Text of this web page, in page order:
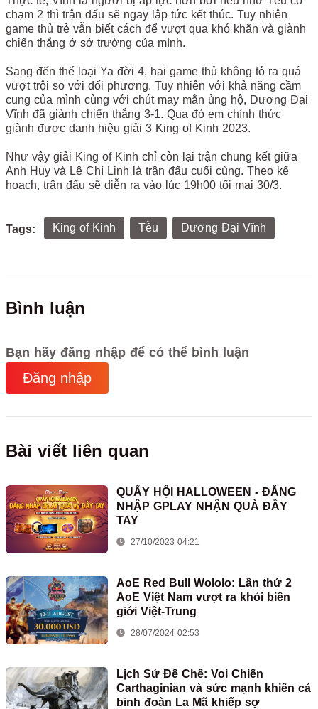
chạm 2 thì trận đấu sẽ ngay lập tức kết thúc. Tuy nhiên
game thủ trẻ vẫn biết cách để vượt qua khó khăn và giành
chiến thắng ở sở trường của mình.
Sang đến thể loại Ya đời 4, hai game thủ không tỏ ra quá
vượt trội so với đối phương. Tuy nhiên với khả năng cầm
cung của mình cùng với chút may mắn ủng hộ, Dương Đại
Vĩnh đã giành chiến thắng 3-1. Qua đó em chính thức
giành được danh hiệu giải 3 King of Kinh 2023.
Như vậy giải King of Kinh chỉ còn lại trận chung kết giữa
Anh Huy và Lê Chí Linh là trận đấu cuối cùng. Theo kế
hoạch, trận đấu sẽ diễn ra vào lúc 19h00 tối mai 30/3.
Tags: King of Kinh Tễu Dương Đại Vĩnh
Bình luận
Bạn hãy đăng nhập để có thể bình luận
Đăng nhập
Bài viết liên quan
QUẨY HỘI HALLOWEEN - ĐĂNG
NHẬP GPLAY NHẬN QUÀ ĐẦY
TAY
27/10/2023 04:21
AoE Red Bull Wololo: Lần thứ 2
AoE Việt Nam vượt ra khỏi biên
giới Việt-Trung
28/07/2024 02:53
Lịch Sử Đế Chế: Voi Chiến
Carthaginian và sức mạnh khiến cả
binh đoàn La Mã khiếp sợ